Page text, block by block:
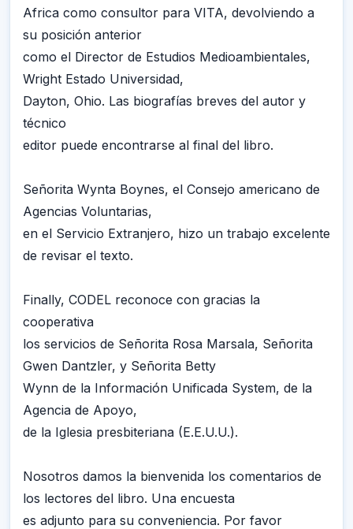
Africa como consultor para VITA, devolviendo a
su posición anterior
como el Director de Estudios Medioambientales,
Wright Estado Universidad,
Dayton, Ohio. Las biografías breves del autor y
técnico
editor puede encontrarse al final del libro.
Señorita Wynta Boynes, el Consejo americano de
Agencias Voluntarias,
en el Servicio Extranjero, hizo un trabajo excelente
de revisar el texto.
Finally, CODEL reconoce con gracias la
cooperativa
los servicios de Señorita Rosa Marsala, Señorita
Gwen Dantzler, y Señorita Betty
Wynn de la Información Unificada System, de la
Agencia de Apoyo,
de la Iglesia presbiteriana (E.E.U.U.).
Nosotros damos la bienvenida los comentarios de
los lectores del libro. Una encuesta
es adjunto para su conveniencia. Por favor